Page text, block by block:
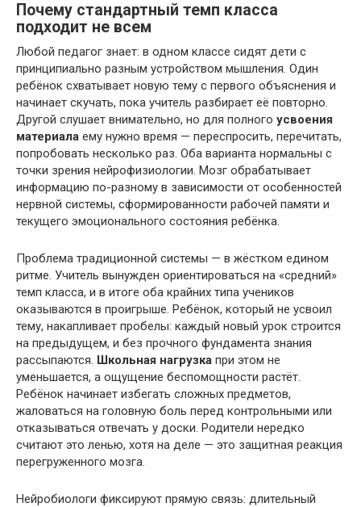
Почему стандартный темп класса
подходит не всем
Любой педагог знает: в одном классе сидят дети с
принципиально разным устройством мышления. Один
ребёнок схватывает новую тему с первого объяснения и
начинает скучать, пока учитель разбирает её повторно.
Другой слушает внимательно, но для полного усвоения
материала ему нужно время — переспросить, перечитать,
попробовать несколько раз. Оба варианта нормальны с
точки зрения нейрофизиологии. Мозг обрабатывает
информацию по-разному в зависимости от особенностей
нервной системы, сформированности рабочей памяти и
текущего эмоционального состояния ребёнка.
Проблема традиционной системы — в жёстком едином
ритме. Учитель вынужден ориентироваться на «средний»
темп класса, и в итоге оба крайних типа учеников
оказываются в проигрыше. Ребёнок, который не усвоил
тему, накапливает пробелы: каждый новый урок строится
на предыдущем, и без прочного фундамента знания
рассыпаются. Школьная нагрузка при этом не
уменьшается, а ощущение беспомощности растёт.
Ребёнок начинает избегать сложных предметов,
жаловаться на головную боль перед контрольными или
отказываться отвечать у доски. Родители нередко
считают это ленью, хотя на деле — это защитная реакция
перегруженного мозга.
Нейробиологи фиксируют прямую связь: длительный